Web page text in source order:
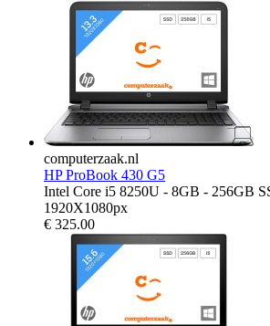
computerzaak.nl
HP ProBook 430 G5
Intel Core i5 8250U - 8GB - 256GB
1920X1080px
€ 325.00